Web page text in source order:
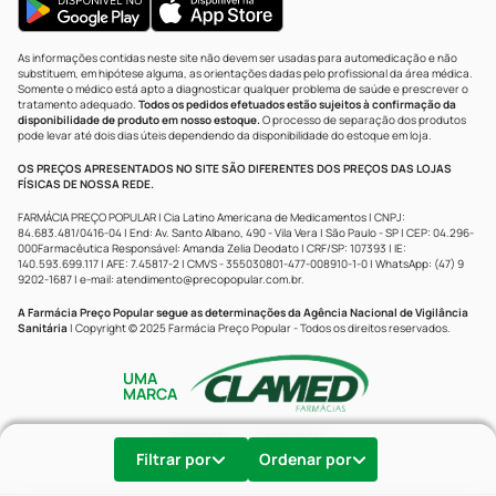
Filtrar por Ordenar por
As informações contidas neste site não devem ser usadas para automedicação e não
substituem, em hipótese alguma, as orientações dadas pelo profissional da área médica.
Somente o médico está apto a diagnosticar qualquer problema de saúde e prescrever o
tratamento adequado. Todos os pedidos efetuados estão sujeitos à confirmação da
disponibilidade de produto em nosso estoque.O processo de separação dos produtos
pode levar até dois dias úteis dependendo da disponibilidade do estoque em loja.
OS PREÇOS APRESENTADOS NO SITE SÃO DIFERENTES DOS PREÇOS DAS LOJAS
FÍSICAS DE NOSSA REDE.
FARMÁCIA PREÇO POPULAR | Cia Latino Americana de Medicamentos | CNPJ:
84.683.481/0416-04 | End: Av. Santo Albano, 490 - Vila Vera | São Paulo - SP | CEP: 04.296-
000Farmacêutica Responsável: Amanda Zelia Deodato | CRF/SP: 107393 | IE:
140.593.699.117 | AFE: 7.45817-2 | CMVS - 355030801-477-008910-1-0 | WhatsApp: (47) 9
9202-1687 | e-mail: atendimento@precopopular.com.br.
A Farmácia Preço Popular segue as determinações da Agência Nacional de Vigilância
Sanitária | Copyright © 2025 Farmácia Preço Popular - Todos os direitos reservados.
UMA
MARCA
Powered by Developed by